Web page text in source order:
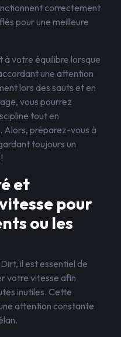
correctement
pour une meilleure
à votre équilibre lorsque
une attention
lors des sauts et en
vous pourrez
tout en
Alors, préparez-vous à
toujours un
et
pour
ou les
il est essentiel de
votre vitesse afin
inutiles. Cette
attention constante